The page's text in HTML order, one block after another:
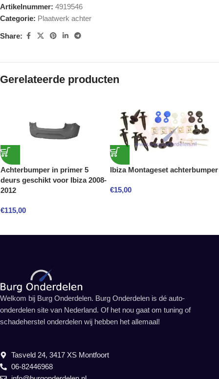
Artikelnummer: 4919546
Categorie: Plaatwerk achter
Share:
Gerelateerde producten
Achterbumper in primer 5
deurs geschikt voor Ibiza 2008-
2012
€115,00
Ibiza Montageset achterbumper
€15,00
Welkom bij Burg Onderdelen. Burg Onderdelen is dé auto-
onderdelen site van Nederland. Of het nou gaat om tuning of
schadeherstel onderdelen wij hebben het allemaal!
Tasveld 24, 3417 XS Montfoort
06-82446968